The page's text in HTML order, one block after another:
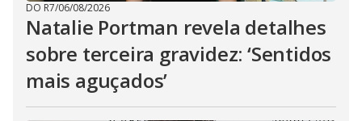
DO R7/06/08/2026
Natalie Portman revela detalhes
sobre terceira gravidez: ‘Sentidos
mais aguçados’